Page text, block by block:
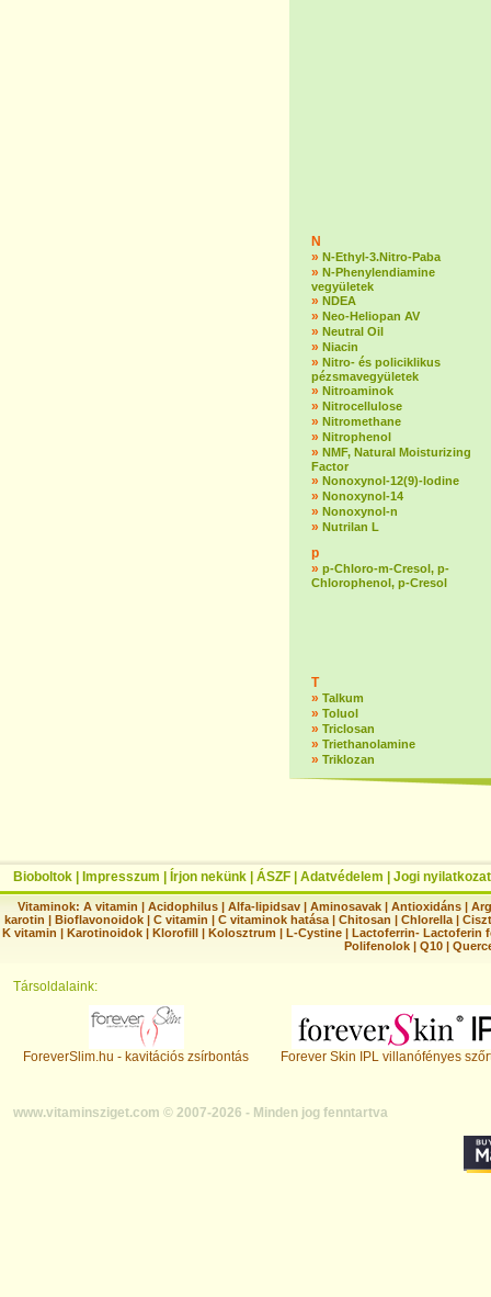
N
» N-Ethyl-3.Nitro-Paba
» N-Phenylendiamine
vegyületek
» NDEA
» Neo-Heliopan AV
» Neutral Oil
» Niacin
» Nitro- és policiklikus
pézsmavegyületek
» Nitroaminok
» Nitrocellulose
» Nitromethane
» Nitrophenol
» NMF, Natural Moisturizing
Factor
» Nonoxynol-12(9)-lodine
» Nonoxynol-14
» Nonoxynol-n
» Nutrilan L
p
» p-Chloro-m-Cresol, p-
Chlorophenol, p-Cresol
T
» Talkum
» Toluol
» Triclosan
» Triethanolamine
» Triklozan
Bioboltok Impresszum Írjon nekünk ÁSZF Adatvédelem Jogi nyilatkozat
Vitaminok: A vitamin |Acidophilus |Alfa-lipidsav |Aminosavak |Antioxidáns |
karotin | Bioflavonoidok | C vitamin | C vitaminok hatása | Chitosan | Chlorella |
K vitamin | Karotinoidok | Klorofill | Kolosztrum | L-Cystine | Lactoferrin- Lactoferin
Polifenolok |Q10 |
Társoldalaink:
ForeverSlim.hu - kavitációs zsírbontás Forever Skin IPL villanófényes
www.vitaminsziget.com © 2007-2026 - Minden jog fenntartva